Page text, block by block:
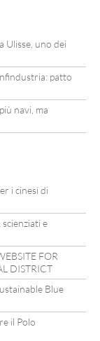
Ulisse, uno dei
patto
navi, ma
i cinesi di
scienziati e
FOR
DISTRICT
Blue
il Polo